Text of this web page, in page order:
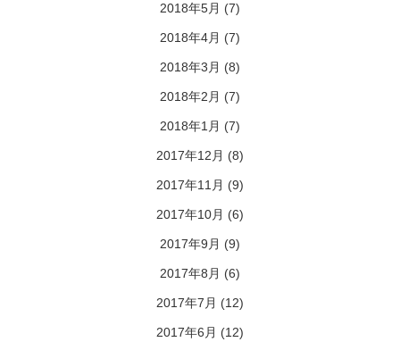
2018年5月 (7)
2018年4月 (7)
2018年3月 (8)
2018年2月 (7)
2018年1月 (7)
2017年12月 (8)
2017年11月 (9)
2017年10月 (6)
2017年9月 (9)
2017年8月 (6)
2017年7月 (12)
2017年6月 (12)